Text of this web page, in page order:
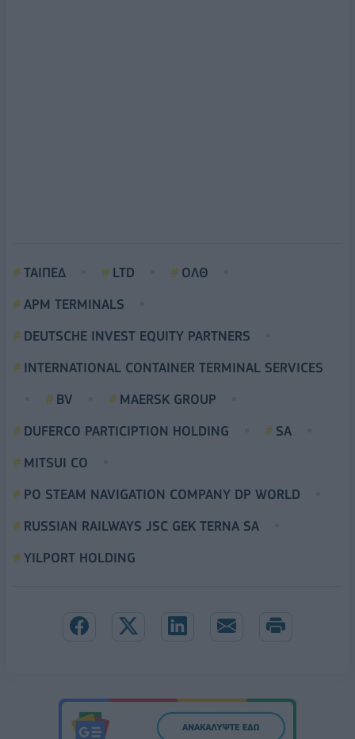
ΤΑΙΠΕΔ LTD
ΟΛΘ
APM TERMINALS
DEUTSCHE INVEST EQUITY PARTNERS
INTERNATIONAL CONTAINER TERMINAL SERVICES
BV
MAERSK GROUP
DUFERCO PARTICIPTION HOLDING
SA
MITSUI CO
PO STEAM NAVIGATION COMPANY DP WORLD
RUSSIAN RAILWAYS JSC GEK TERNA SA
YILPORT HOLDING